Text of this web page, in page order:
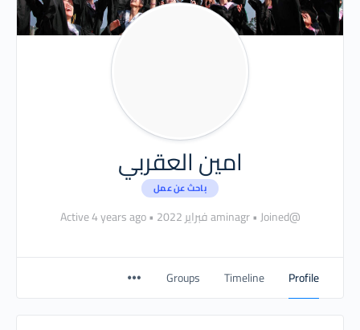
امين العقربي
باحث عن عمل
@aminagr
•Joined فبراير 2022 •
Active 4 years ago
Profile
Timeline
Groups